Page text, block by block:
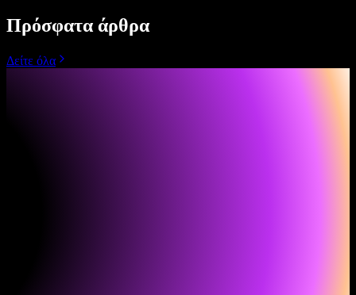
Πρόσφατα άρθρα
Δείτε όλα